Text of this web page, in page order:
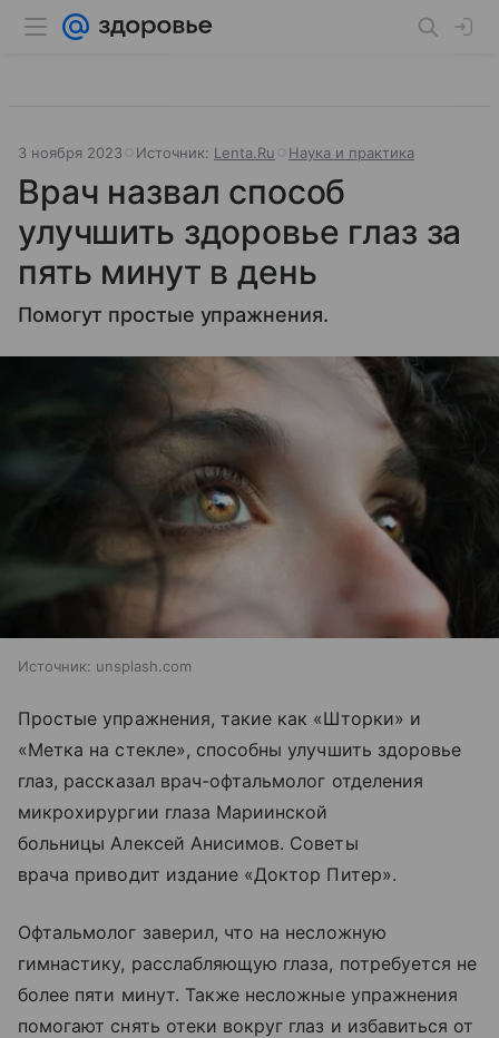
3 ноября 2023 Источник: Lenta.Ru Наука и практика
Врач назвал способ
улучшить здоровье глаз за
пять минут в день
Помогут простые упражнения.
Источник: unsplash.com
Простые упражнения, такие как «Шторки» и
«Метка на стекле», способны улучшить здоровье
глаз, рассказал врач-офтальмолог отделения
микрохирургии глаза Мариинской
больницы Алексей Анисимов. Советы
врача приводит издание «Доктор Питер».
Офтальмолог заверил, что на несложную
гимнастику, расслабляющую глаза, потребуется не
более пяти минут. Также несложные упражнения
помогают снять отеки вокруг глаз и избавиться от